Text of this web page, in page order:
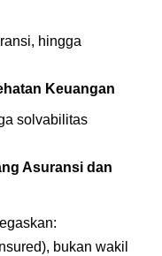
hingga
Keuangan
solvabilitas
Asuransi dan
bukan wakil